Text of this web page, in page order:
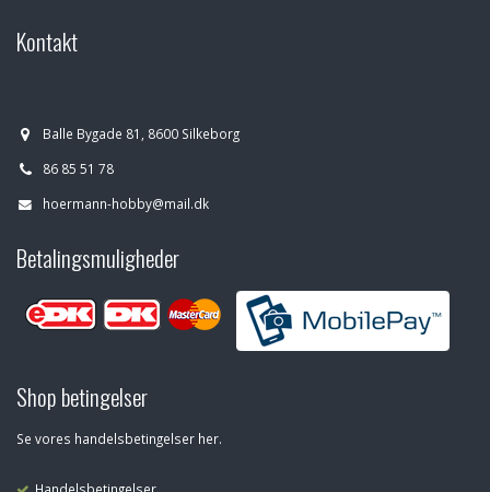
Kontakt
Balle Bygade 81, 8600 Silkeborg
86 85 51 78
hoermann-hobby@mail.dk
Betalingsmuligheder
Shop betingelser
Se vores handelsbetingelser her.